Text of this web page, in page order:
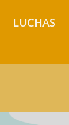
LUCHAS